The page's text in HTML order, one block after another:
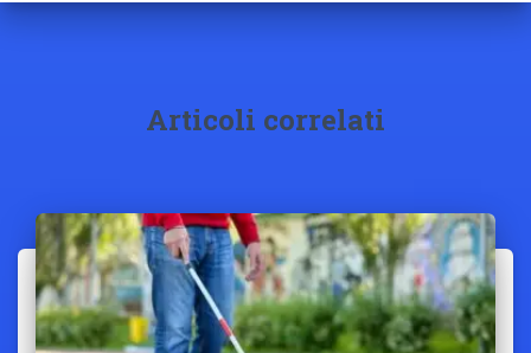
Articoli correlati